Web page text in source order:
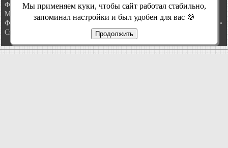
Фокус 1• Фокус Турнир 1•Фокус 2•Мондео 1•Мондео 1 и 2•
Мондео 2
Мондео 4 Эскорт 3 Эскорт 4 Эскорт 5
Фиеста 2
Таурус 1 и 2 Фьюжн • Скорпио 1
•
Сиерра
Мы применяем куки, чтобы сайт работал стабильно,
запоминал настройки и был удобен для вас 🍪
Продолжить